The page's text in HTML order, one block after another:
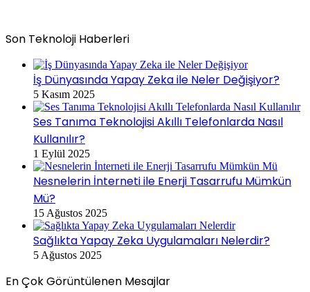
Son Teknoloji Haberleri
İş Dünyasında Yapay Zeka ile Neler Değişiyor?
5 Kasım 2025
Ses Tanıma Teknolojisi Akıllı Telefonlarda Nasıl
Kullanılır?
1 Eylül 2025
Nesnelerin İnterneti ile Enerji Tasarrufu Mümkün
Mü?
15 Ağustos 2025
Sağlıkta Yapay Zeka Uygulamaları Nelerdir?
5 Ağustos 2025
En Çok Görüntülenen Mesajlar